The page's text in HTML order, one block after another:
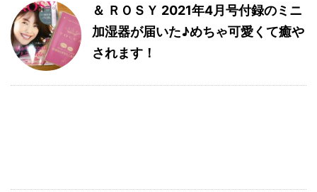
＆ ＲＯＳＹ 2021年4月号付録のミニ
加湿器が届いた♪めちゃ可愛くて癒や
されます！